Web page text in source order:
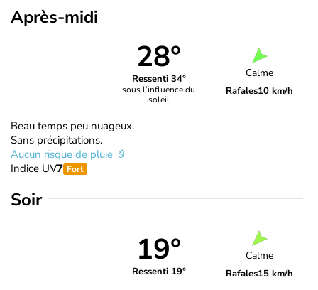
Après-midi
28°
Ressenti 34°
sous l’influence du
soleil
Calme
Rafales10 km/h
Beau temps peu nuageux.
Sans précipitations.
Aucun risque de pluie
Indice UV7 Fort
Soir
19°
Ressenti 19°
Calme
Rafales15 km/h